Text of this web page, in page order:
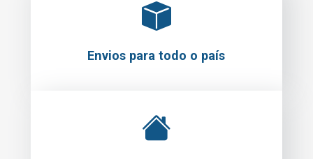
Envios para todo o país